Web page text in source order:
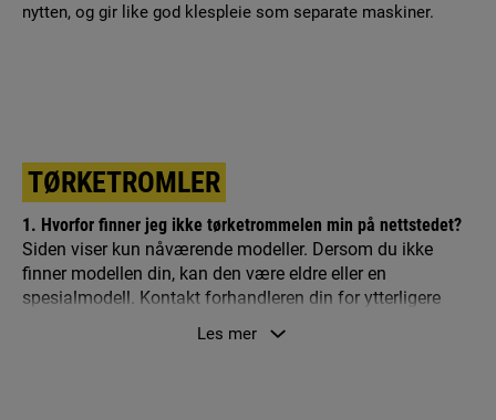
nytten, og gir like god klespleie som separate maskiner.
TØRKETROMLER
1. Hvorfor finner jeg ikke tørketrommelen min på nettstedet?
Siden viser kun nåværende modeller. Dersom du ikke
finner modellen din, kan den være eldre eller en
spesialmodell. Kontakt forhandleren din for ytterligere
Les mer